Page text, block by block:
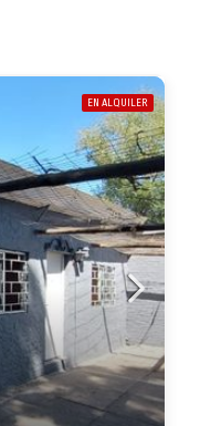
EN ALQUILER